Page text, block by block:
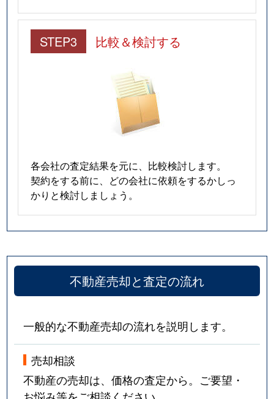
STEP3 比較＆検討する
各会社の査定結果を元に、比較検討します。
契約をする前に、どの会社に依頼をするかしっ
かりと検討しましょう。
不動産売却と査定の流れ
一般的な不動産売却の流れを説明します。
売却相談
不動産の売却は、価格の査定から。ご要望・
お悩み等をご相談ください。